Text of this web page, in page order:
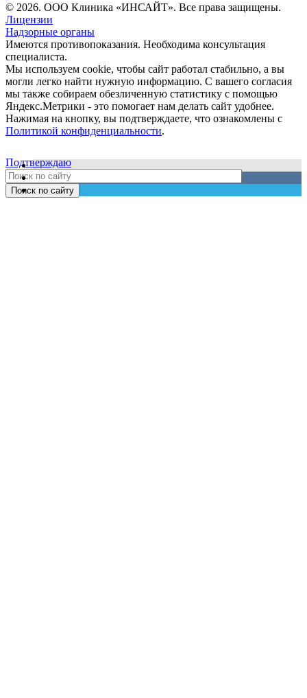
© 2026. ООО Клиника «ИНСАЙТ». Все права защищены.
Лицензии
Надзорные органы
Имеются противопоказания. Необходима консультация
специалиста.
Мы используем cookie, чтобы сайт работал стабильно, а вы
могли легко найти нужную информацию. С вашего согласия
мы также собираем обезличенную статистику с помощью
Яндекс.Метрики - это помогает нам делать сайт удобнее.
Нажимая на кнопку, вы подтверждаете, что ознакомлены с
Политикой конфиденциальности.
Подтверждаю
Поиск по сайту